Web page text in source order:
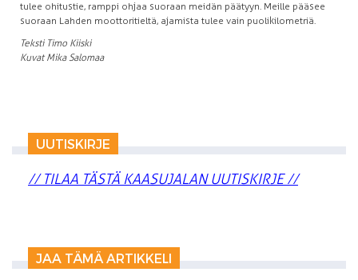
tulee ohitustie, ramppi ohjaa suoraan meidän päätyyn. Meille pääsee
suoraan Lahden moottoritieltä, ajamista tulee vain puolikilometriä.
Teksti Timo Kiiski
Kuvat Mika Salomaa
UUTISKIRJE
// TILAA TÄSTÄ KAASUJALAN UUTISKIRJE //
JAA TÄMÄ ARTIKKELI